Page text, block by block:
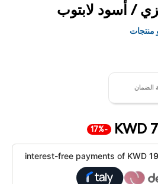
/ أسود لابتوب
منتجات
الضمان
KWD
-17%